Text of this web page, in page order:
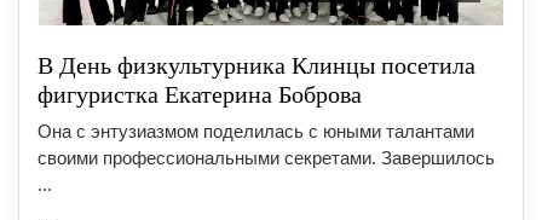
В День физкультурника Клинцы посетила
фигуристка Екатерина Боброва
Она с энтузиазмом поделилась с юными талантами
своими профессиональными секретами. Завершилось
...